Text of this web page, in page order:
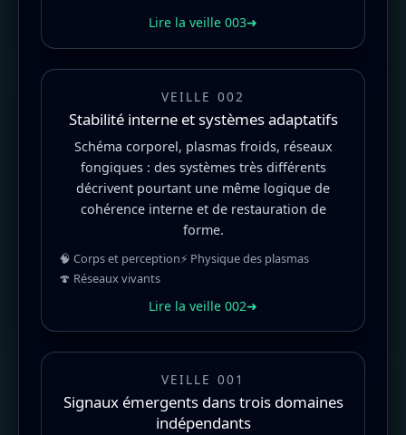
Lire la veille 003➜
VEILLE 002
Stabilité interne et systèmes adaptatifs
Schéma corporel, plasmas froids, réseaux
fongiques : des systèmes très différents
décrivent pourtant une même logique de
cohérence interne et de restauration de
forme.
🧠 Corps et perception⚡ Physique des plasmas
🍄 Réseaux vivants
Lire la veille 002➜
VEILLE 001
Signaux émergents dans trois domaines
indépendants